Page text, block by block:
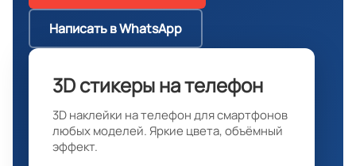
Написать в WhatsApp
3D стикеры на телефон
3D наклейки на телефон для смартфонов
любых моделей. Яркие цвета, объёмный
эффект.